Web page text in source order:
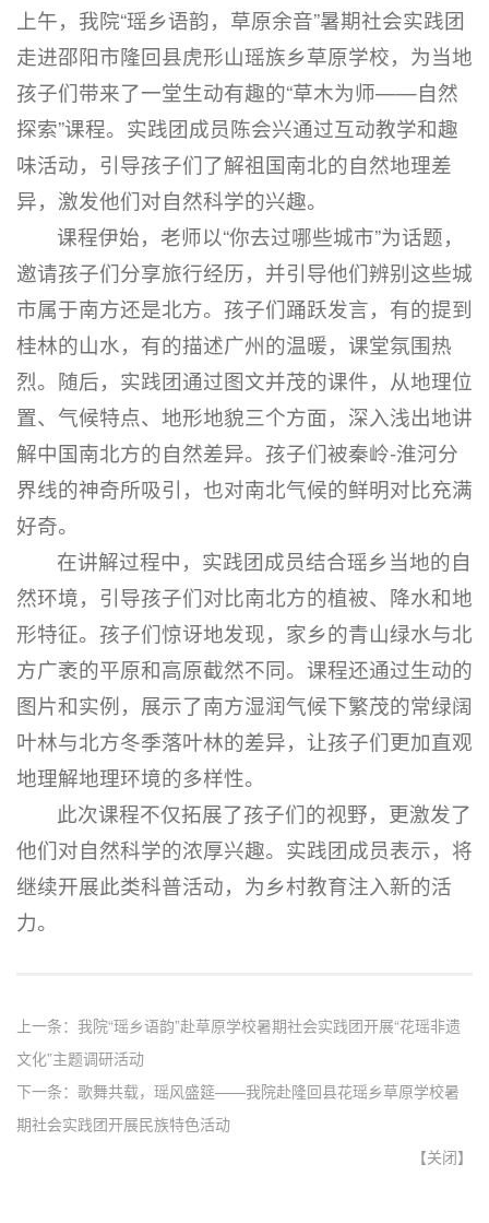
上午，我院“瑶乡语韵，草原余音”暑期社会实践团
走进邵阳市隆回县虎形山瑶族乡草原学校，为当地
孩子们带来了一堂生动有趣的“草木为师——自然
探索”课程。实践团成员陈会兴通过互动教学和趣
味活动，引导孩子们了解祖国南北的自然地理差
异，激发他们对自然科学的兴趣。
课程伊始，老师以“你去过哪些城市”为话题，
邀请孩子们分享旅行经历，并引导他们辨别这些城
市属于南方还是北方。孩子们踊跃发言，有的提到
桂林的山水，有的描述广州的温暖，课堂氛围热
烈。随后，实践团通过图文并茂的课件，从地理位
置、气候特点、地形地貌三个方面，深入浅出地讲
解中国南北方的自然差异。孩子们被秦岭-淮河分
界线的神奇所吸引，也对南北气候的鲜明对比充满
好奇。
在讲解过程中，实践团成员结合瑶乡当地的自
然环境，引导孩子们对比南北方的植被、降水和地
形特征。孩子们惊讶地发现，家乡的青山绿水与北
方广袤的平原和高原截然不同。课程还通过生动的
图片和实例，展示了南方湿润气候下繁茂的常绿阔
叶林与北方冬季落叶林的差异，让孩子们更加直观
地理解地理环境的多样性。
此次课程不仅拓展了孩子们的视野，更激发了
他们对自然科学的浓厚兴趣。实践团成员表示，将
继续开展此类科普活动，为乡村教育注入新的活
力。
上一条： 我院“瑶乡语韵”赴草原学校暑期社会实践团开展“花瑶非遗
文化”主题调研活动
下一条： 歌舞共载，瑶风盛筵——我院赴隆回县花瑶乡草原学校暑
期社会实践团开展民族特色活动
【关闭】